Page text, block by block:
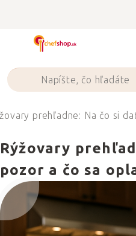
prehľadne: Na čo si
Rýžovary
pozor a čo sa